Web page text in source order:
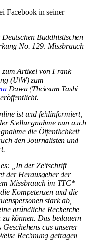
Facebook in seiner
Buddhistischen
No. 129: Missbrauch
zum Artikel von Frank
(U\W) zum
Dawa (Theksum Tashi
ist und fehlinformiert,
Stellungnahme nun auch
die Öffentlichkeit
den Journalisten und
„In der Zeitschrift
der Herausgeber der
Missbrauch im TTC*
Kompetenzen und die
stark ab,
gründliche Recherche
können. Das bedauern
aus unserer
Rechnung getragen